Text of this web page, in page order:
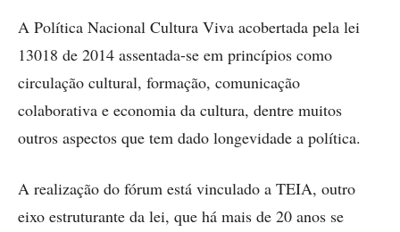
A Política Nacional Cultura Viva acobertada pela lei
13018 de 2014 assentada-se em princípios como
circulação cultural, formação, comunicação
colaborativa e economia da cultura, dentre muitos
outros aspectos que tem dado longevidade a política.
A realização do fórum está vinculado a TEIA, outro
eixo estruturante da lei, que há mais de 20 anos se